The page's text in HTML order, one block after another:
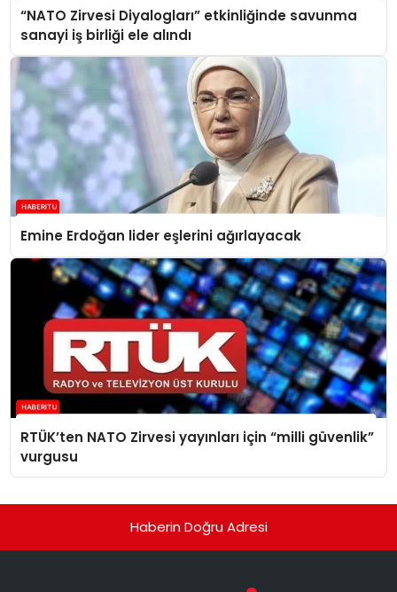
“NATO Zirvesi Diyalogları” etkinliğinde savunma
sanayi iş birliği ele alındı
Emine Erdoğan lider eşlerini ağırlayacak
RTÜK’ten NATO Zirvesi yayınları için “milli güvenlik”
vurgusu
Haberin Doğru Adresi